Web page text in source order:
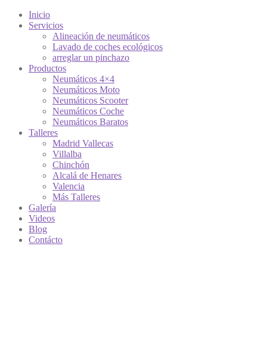
Inicio
Servicios
Alineación de neumáticos
Lavado de coches ecológicos
arreglar un pinchazo
Productos
Neumáticos 4×4
Neumáticos Moto
Neumáticos Scooter
Neumáticos Coche
Neumáticos Baratos
Talleres
Madrid Vallecas
Villalba
Chinchón
Alcalá de Henares
Valencia
Más Talleres
Galería
Videos
Blog
Contácto